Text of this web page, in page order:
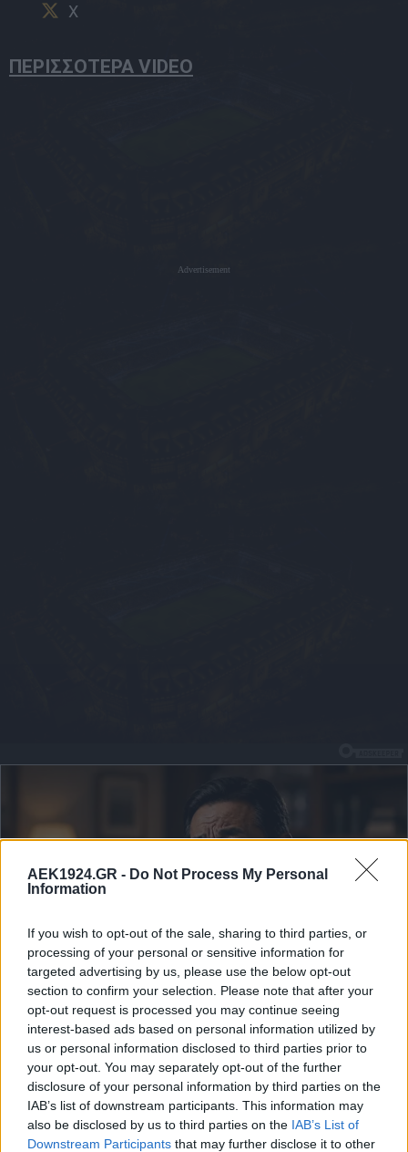
AEK1924.GR - Do Not Process My Personal
Information
If you wish to opt-out of the sale, sharing to third parties, or
processing of your personal or sensitive information for
targeted advertising by us, please use the below opt-out
section to confirm your selection. Please note that after your
opt-out request is processed you may continue seeing
interest-based ads based on personal information utilized by
us or personal information disclosed to third parties prior to
your opt-out. You may separately opt-out of the further
disclosure of your personal information by third parties on the
IAB’s list of downstream participants. This information may
also be disclosed by us to third parties on the IAB’s List of
Downstream Participants that may further disclose it to other
X
ΠΕΡΙΣΣΟΤΕΡΑ VIDEO
Advertisement